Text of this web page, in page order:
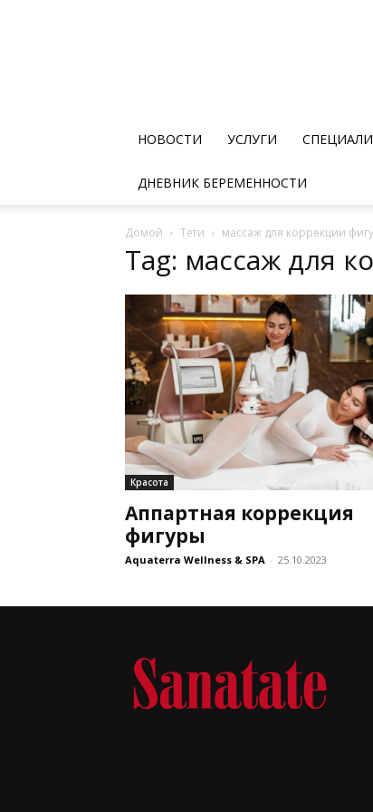
НОВОСТИ УСЛУГИ
ДНЕВНИК БЕРЕМЕННОСТИ
Домой Теги массаж для коррекции
Tag: массаж для
Красота
Аппартная коррекция
фигуры
Aquaterra Wellness & SPA - 25.10.2023